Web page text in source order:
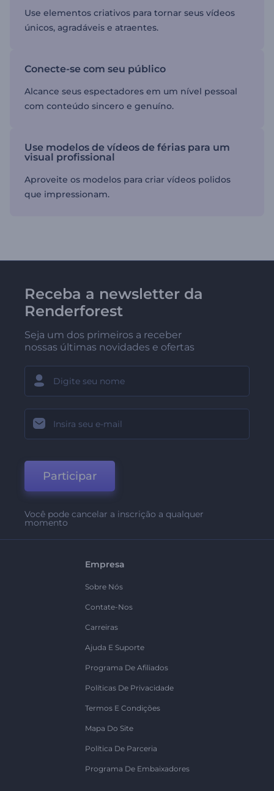
Use elementos criativos para tornar seus vídeos
únicos, agradáveis e atraentes.
Conecte-se com seu público
Alcance seus espectadores em um nível pessoal
com conteúdo sincero e genuíno.
Use modelos de vídeos de férias para um
visual profissional
Aproveite os modelos para criar vídeos polidos
que impressionam.
Receba a newsletter da
Renderforest
Seja um dos primeiros a receber
nossas últimas novidades e ofertas
Participar
Você pode cancelar a inscrição a qualquer
momento
Empresa
Sobre Nós
Contate-Nos
Carreiras
Ajuda E Suporte
Programa De Afiliados
Políticas De Privacidade
Termos E Condições
Mapa Do Site
Política De Parceria
Programa De Embaixadores